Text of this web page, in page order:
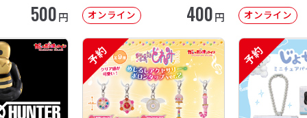
500円 オンライン 400円 オンライン
予約 予約